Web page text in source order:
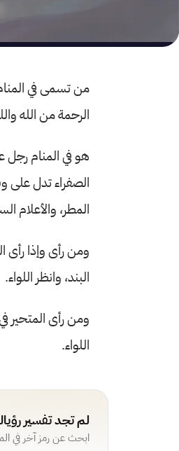
من تسمى في
الرحمة من الله
هو في المنام رجل
الصفراء تدل على
المطر، والأعلام
ومن رأى وإذا رأى
البند، وانظر اللواء.
ومن رأى المتحير
اللواء.
لم تجد تفسير
ابحث عن رمز آخر في